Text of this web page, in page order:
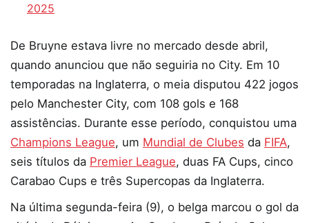
2025
De Bruyne estava livre no mercado desde abril,
quando anunciou que não seguiria no City. Em 10
temporadas na Inglaterra, o meia disputou 422 jogos
pelo Manchester City, com 108 gols e 168
assistências. Durante esse período, conquistou uma
Champions League, um Mundial de Clubes da FIFA,
seis títulos da Premier League, duas FA Cups, cinco
Carabao Cups e três Supercopas da Inglaterra.
Na última segunda-feira (9), o belga marcou o gol da